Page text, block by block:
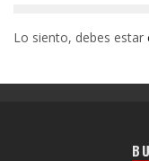
Lo siento, debes estar